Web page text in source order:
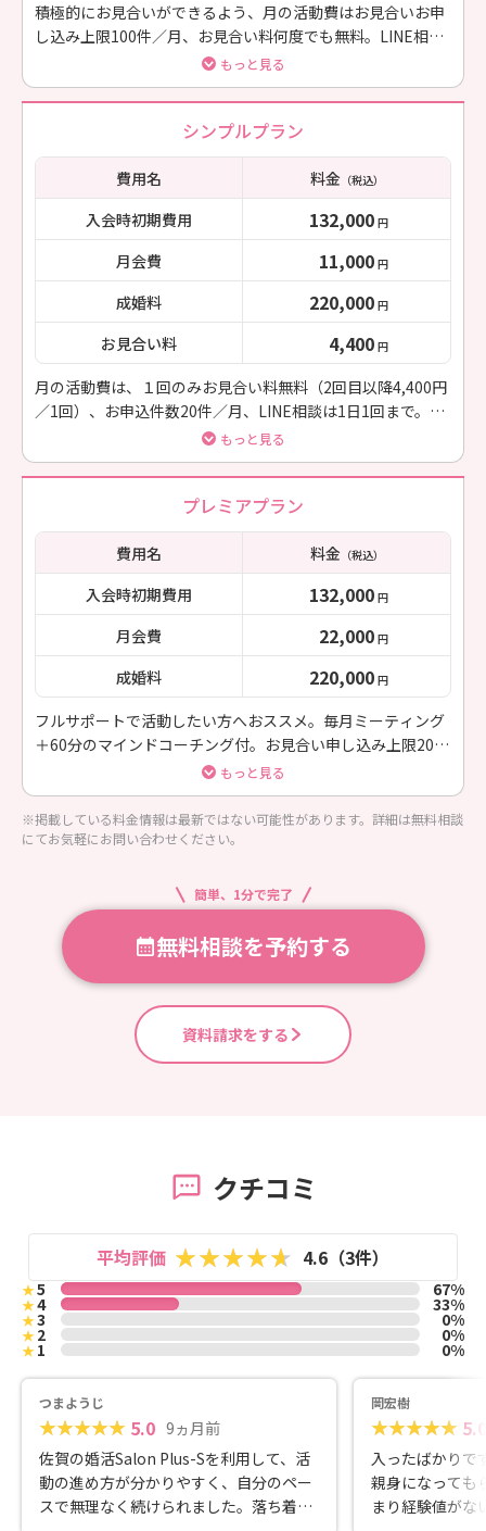
積極的にお見合いができるよう、月の活動費はお見合いお申
し込み上限100件／月、お見合い料何度でも無料。LINE相談
無制限、お相手とのLINE、電話やり取りアドバイス、電話相
談可、月1ミーティング。
もっと見る
シンプルプラン
費用名 料金（税込）
入会時初期費用 132,000 円
月会費 11,000 円
成婚料 220,000 円
お見合い料 4,400 円
月の活動費は、１回のみお見合い料無料（2回目以降4,400円
／1回）、お申込件数20件／月、LINE相談は1日1回まで。月
1回LINEにて活動プランアドバイス。
もっと見る
プレミアプラン
費用名 料金（税込）
入会時初期費用 132,000 円
月会費 22,000 円
成婚料 220,000 円
フルサポートで活動したい方へおススメ。毎月ミーティング
＋60分のマインドコーチング付。お見合い申し込み上限200
件／月、お見合い料何度でも無料。LINE相談無制限。LINE添
削も無料。
もっと見る
※掲載している料金情報は最新ではない可能性があります。詳細は無料相談
にてお気軽にお問い合わせください。
簡単、1分で完了
無料相談を予約する
資料請求をする
クチコミ
平均評価 4.6（3件）
★5 67%
★4 33%
★3 0%
★2 0%
★1 0%
つまようじ
5.0 9ヵ月前
佐賀の婚活Salon Plus-Sを利用して、活
動の進め方が分かりやすく、自分のペー
スで無理なく続けられました。落ち着い
岡宏樹
5.0
入ったばかりで
親身になっても
まり経験値がな